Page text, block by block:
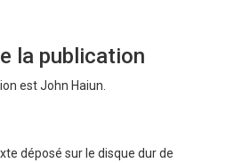
la publication
est John Haiun.
déposé sur le disque dur de